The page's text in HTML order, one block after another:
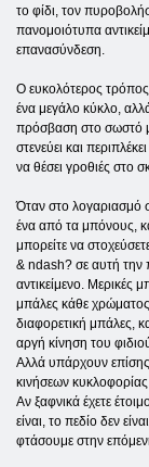
το φίδι, τον
πανομοιότυπα
επανασύνδεση.
Ο ευκολότερος τρόπος
ένα μεγάλο κύκλο,
πρόσβαση στο σωστό
στενεύει και
να θέσει γροθιές στο
Όταν στο λογαριασμό
ένα από τα μπόνους,
μπορείτε να
& ndash? σε αυτή την
αντικείμενο. Μερικές
μπάλες κάθε
διαφορετική μπάλες,
αργή κίνηση του
Αλλά υπάρχουν
κινήσεων κυκλοφορίας
Αν ξαφνικά έχετε
είναι, το πεδίο δεν
φτάσουμε στην